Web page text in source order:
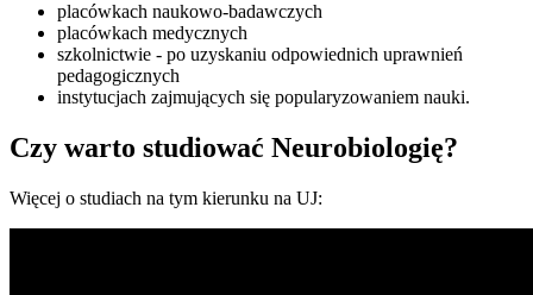
placówkach naukowo-badawczych
placówkach medycznych
szkolnictwie - po uzyskaniu odpowiednich uprawnień
pedagogicznych
instytucjach zajmujących się popularyzowaniem nauki.
Czy warto studiować Neurobiologię?
Więcej o studiach na tym kierunku na UJ: